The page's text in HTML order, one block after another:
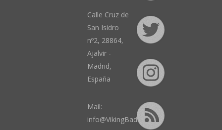
Calle Cruz de
San Isidro
nº2, 28864,
Ajalvir -
Madrid,
España
Mail:
info@VikingBad.es